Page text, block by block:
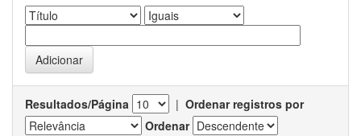
Resultados/Página | Ordenar registros por
Ordenar